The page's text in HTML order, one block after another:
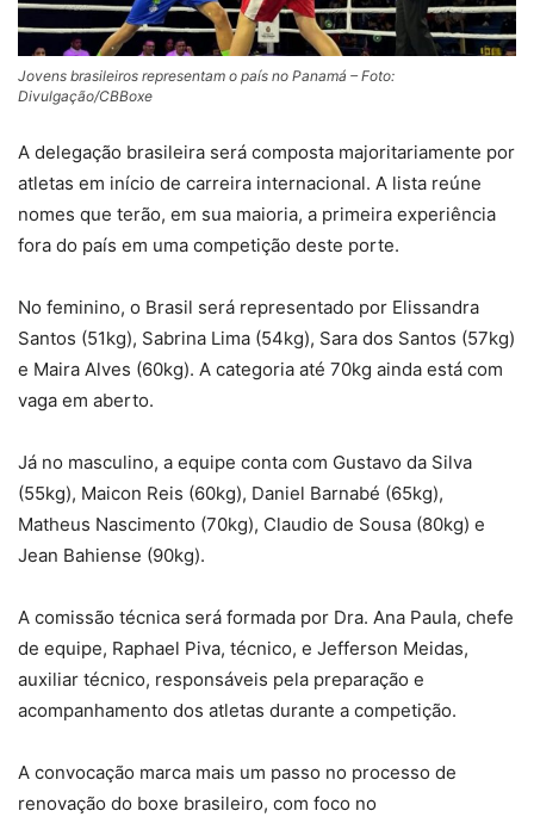
Jovens brasileiros representam o país no Panamá – Foto:
Divulgação/CBBoxe
A delegação brasileira será composta majoritariamente por
atletas em início de carreira internacional. A lista reúne
nomes que terão, em sua maioria, a primeira experiência
fora do país em uma competição deste porte.
No feminino, o Brasil será representado por Elissandra
Santos (51kg), Sabrina Lima (54kg), Sara dos Santos (57kg)
e Maira Alves (60kg). A categoria até 70kg ainda está com
vaga em aberto.
Já no masculino, a equipe conta com Gustavo da Silva
(55kg), Maicon Reis (60kg), Daniel Barnabé (65kg),
Matheus Nascimento (70kg), Claudio de Sousa (80kg) e
Jean Bahiense (90kg).
A comissão técnica será formada por Dra. Ana Paula, chefe
de equipe, Raphael Piva, técnico, e Jefferson Meidas,
auxiliar técnico, responsáveis pela preparação e
acompanhamento dos atletas durante a competição.
A convocação marca mais um passo no processo de
renovação do boxe brasileiro, com foco no